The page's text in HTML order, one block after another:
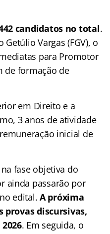
candidatos no total.
Vargas (FGV), o
para Promotor
de formação de
em Direito e a
3 anos de atividade
inicial de
fase objetiva do
ainda passarão por
edital.A próxima
provas discursivas,
. Em seguida, o